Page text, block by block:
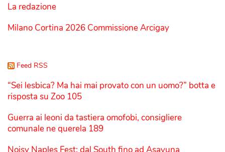
La redazione
Milano Cortina 2026 Commissione Arcigay
Feed RSS
“Sei lesbica? Ma hai mai provato con un uomo?” botta e
risposta su Zoo 105
Guerra ai leoni da tastiera omofobi, consigliere
comunale ne querela 189
Noisy Naples Fest: dal South fino ad Asayuna